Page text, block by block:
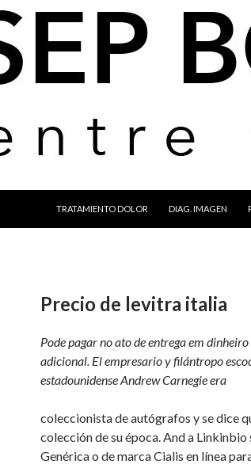
TRATAMIENTO DOLOR
DIAG. IMAGEN
Precio de levitra italia
Pode pagar no ato deentrega em
adicional. El empresario y filántropo
estadounidense Andrew Carnegie era
coleccionista de autógrafos y se dice
colección de su época. And a
Genérica o de marca Cialis en línea